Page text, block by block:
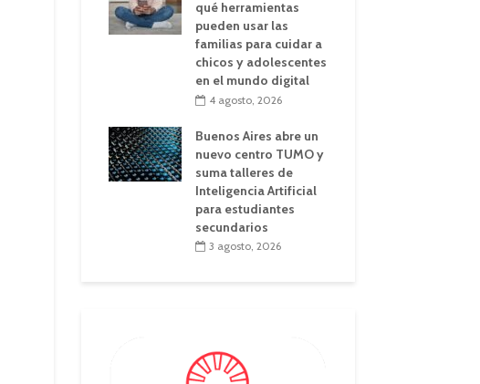
qué herramientas
pueden usar las
familias para cuidar a
chicos y adolescentes
en el mundo digital
4 agosto, 2026
Buenos Aires abre un
nuevo centro TUMO y
suma talleres de
Inteligencia Artificial
para estudiantes
secundarios
3 agosto, 2026